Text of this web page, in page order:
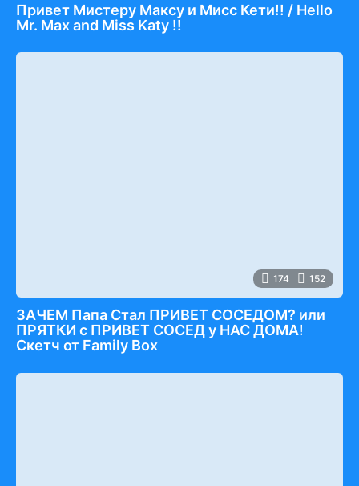
Привет Мистеру Максу и Мисс Кети!! / Hello
Mr. Max and Miss Katy !!
174 152
ЗАЧЕМ Папа Стал ПРИВЕТ СОСЕДОМ? или
ПРЯТКИ с ПРИВЕТ СОСЕД у НАС ДОМА!
Скетч от Family Box